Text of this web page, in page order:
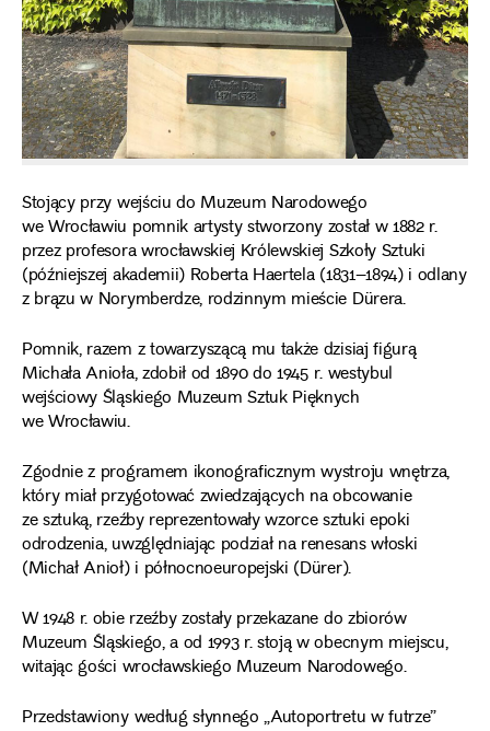
Stojący przy wejściu do Muzeum Narodowego
we Wrocławiu pomnik artysty stworzony został w 1882 r.
przez profesora wrocławskiej Królewskiej Szkoły Sztuki
(późniejszej akademii) Roberta Haertela (1831–1894) i odlany
z brązu w Norymberdze, rodzinnym mieście Dürera.
Pomnik, razem z towarzyszącą mu także dzisiaj figurą
Michała Anioła, zdobił od 1890 do 1945 r. westybul
wejściowy Śląskiego Muzeum Sztuk Pięknych
we Wrocławiu.
Zgodnie z programem ikonograficznym wystroju wnętrza,
który miał przygotować zwiedzających na obcowanie
ze sztuką, rzeźby reprezentowały wzorce sztuki epoki
odrodzenia, uwzględniając podział na renesans włoski
(Michał Anioł) i północnoeuropejski (Dürer).
W 1948 r. obie rzeźby zostały przekazane do zbiorów
Muzeum Śląskiego, a od 1993 r. stoją w obecnym miejscu,
witając gości wrocławskiego Muzeum Narodowego.
Przedstawiony według słynnego „Autoportretu w futrze”